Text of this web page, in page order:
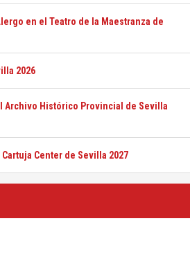
en el Teatro de la Maestranza de
2026
Archivo Histórico Provincial de Sevilla
Center de Sevilla 2027